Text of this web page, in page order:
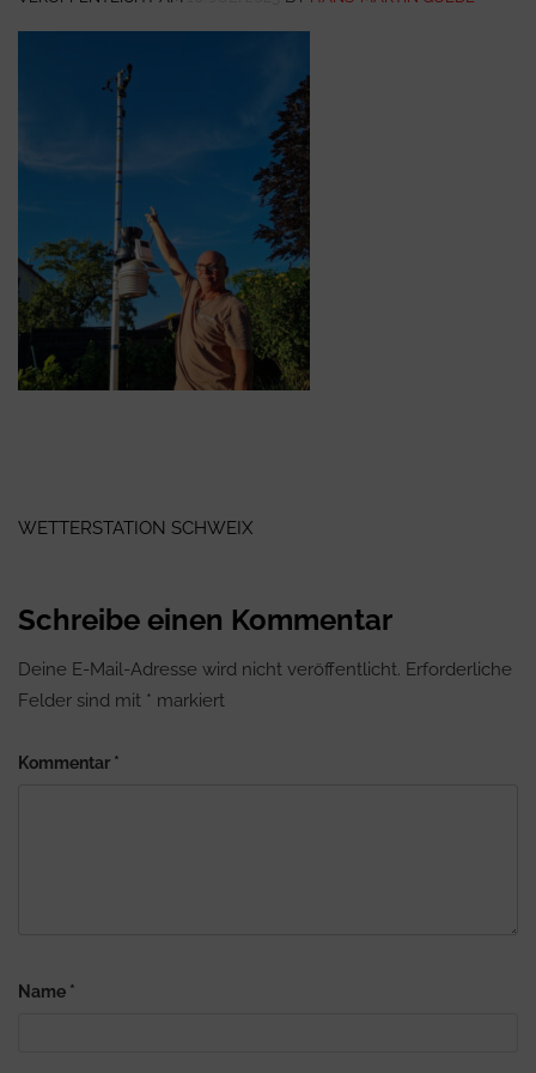
WETTERSTATION SCHWEIX
Schreibe einen Kommentar
Deine E-Mail-Adresse wird nicht veröffentlicht. Erforderliche
Felder sind mit * markiert
Kommentar *
Name *